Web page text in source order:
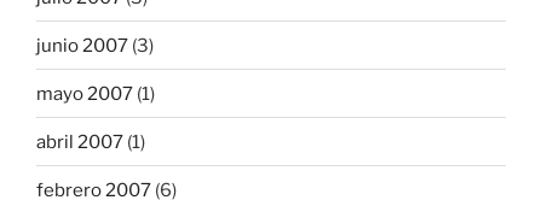
junio 2007 (3)
mayo 2007 (1)
abril 2007 (1)
febrero 2007 (6)